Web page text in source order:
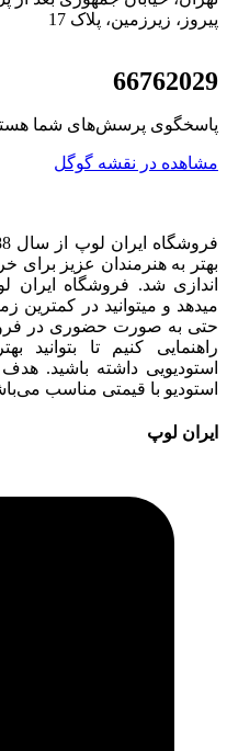
پیروز، زیرزمین، پلاک 17
66762029
پاسخگوی پرسش‌های شما
مشاهده در نقشه گوگل
بهتر به هنرمندان عزیز
اندازی شد. فروشگاه
میدهد و میتوانید در کمترین
حتی به صورت حضوری در
راهنمایی کنیم تا بتوانید
استودیویی داشته باشید.
استودیو با قیمتی مناسب
ایران لوپ